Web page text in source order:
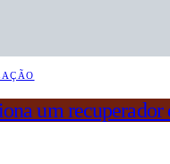
um recuperador